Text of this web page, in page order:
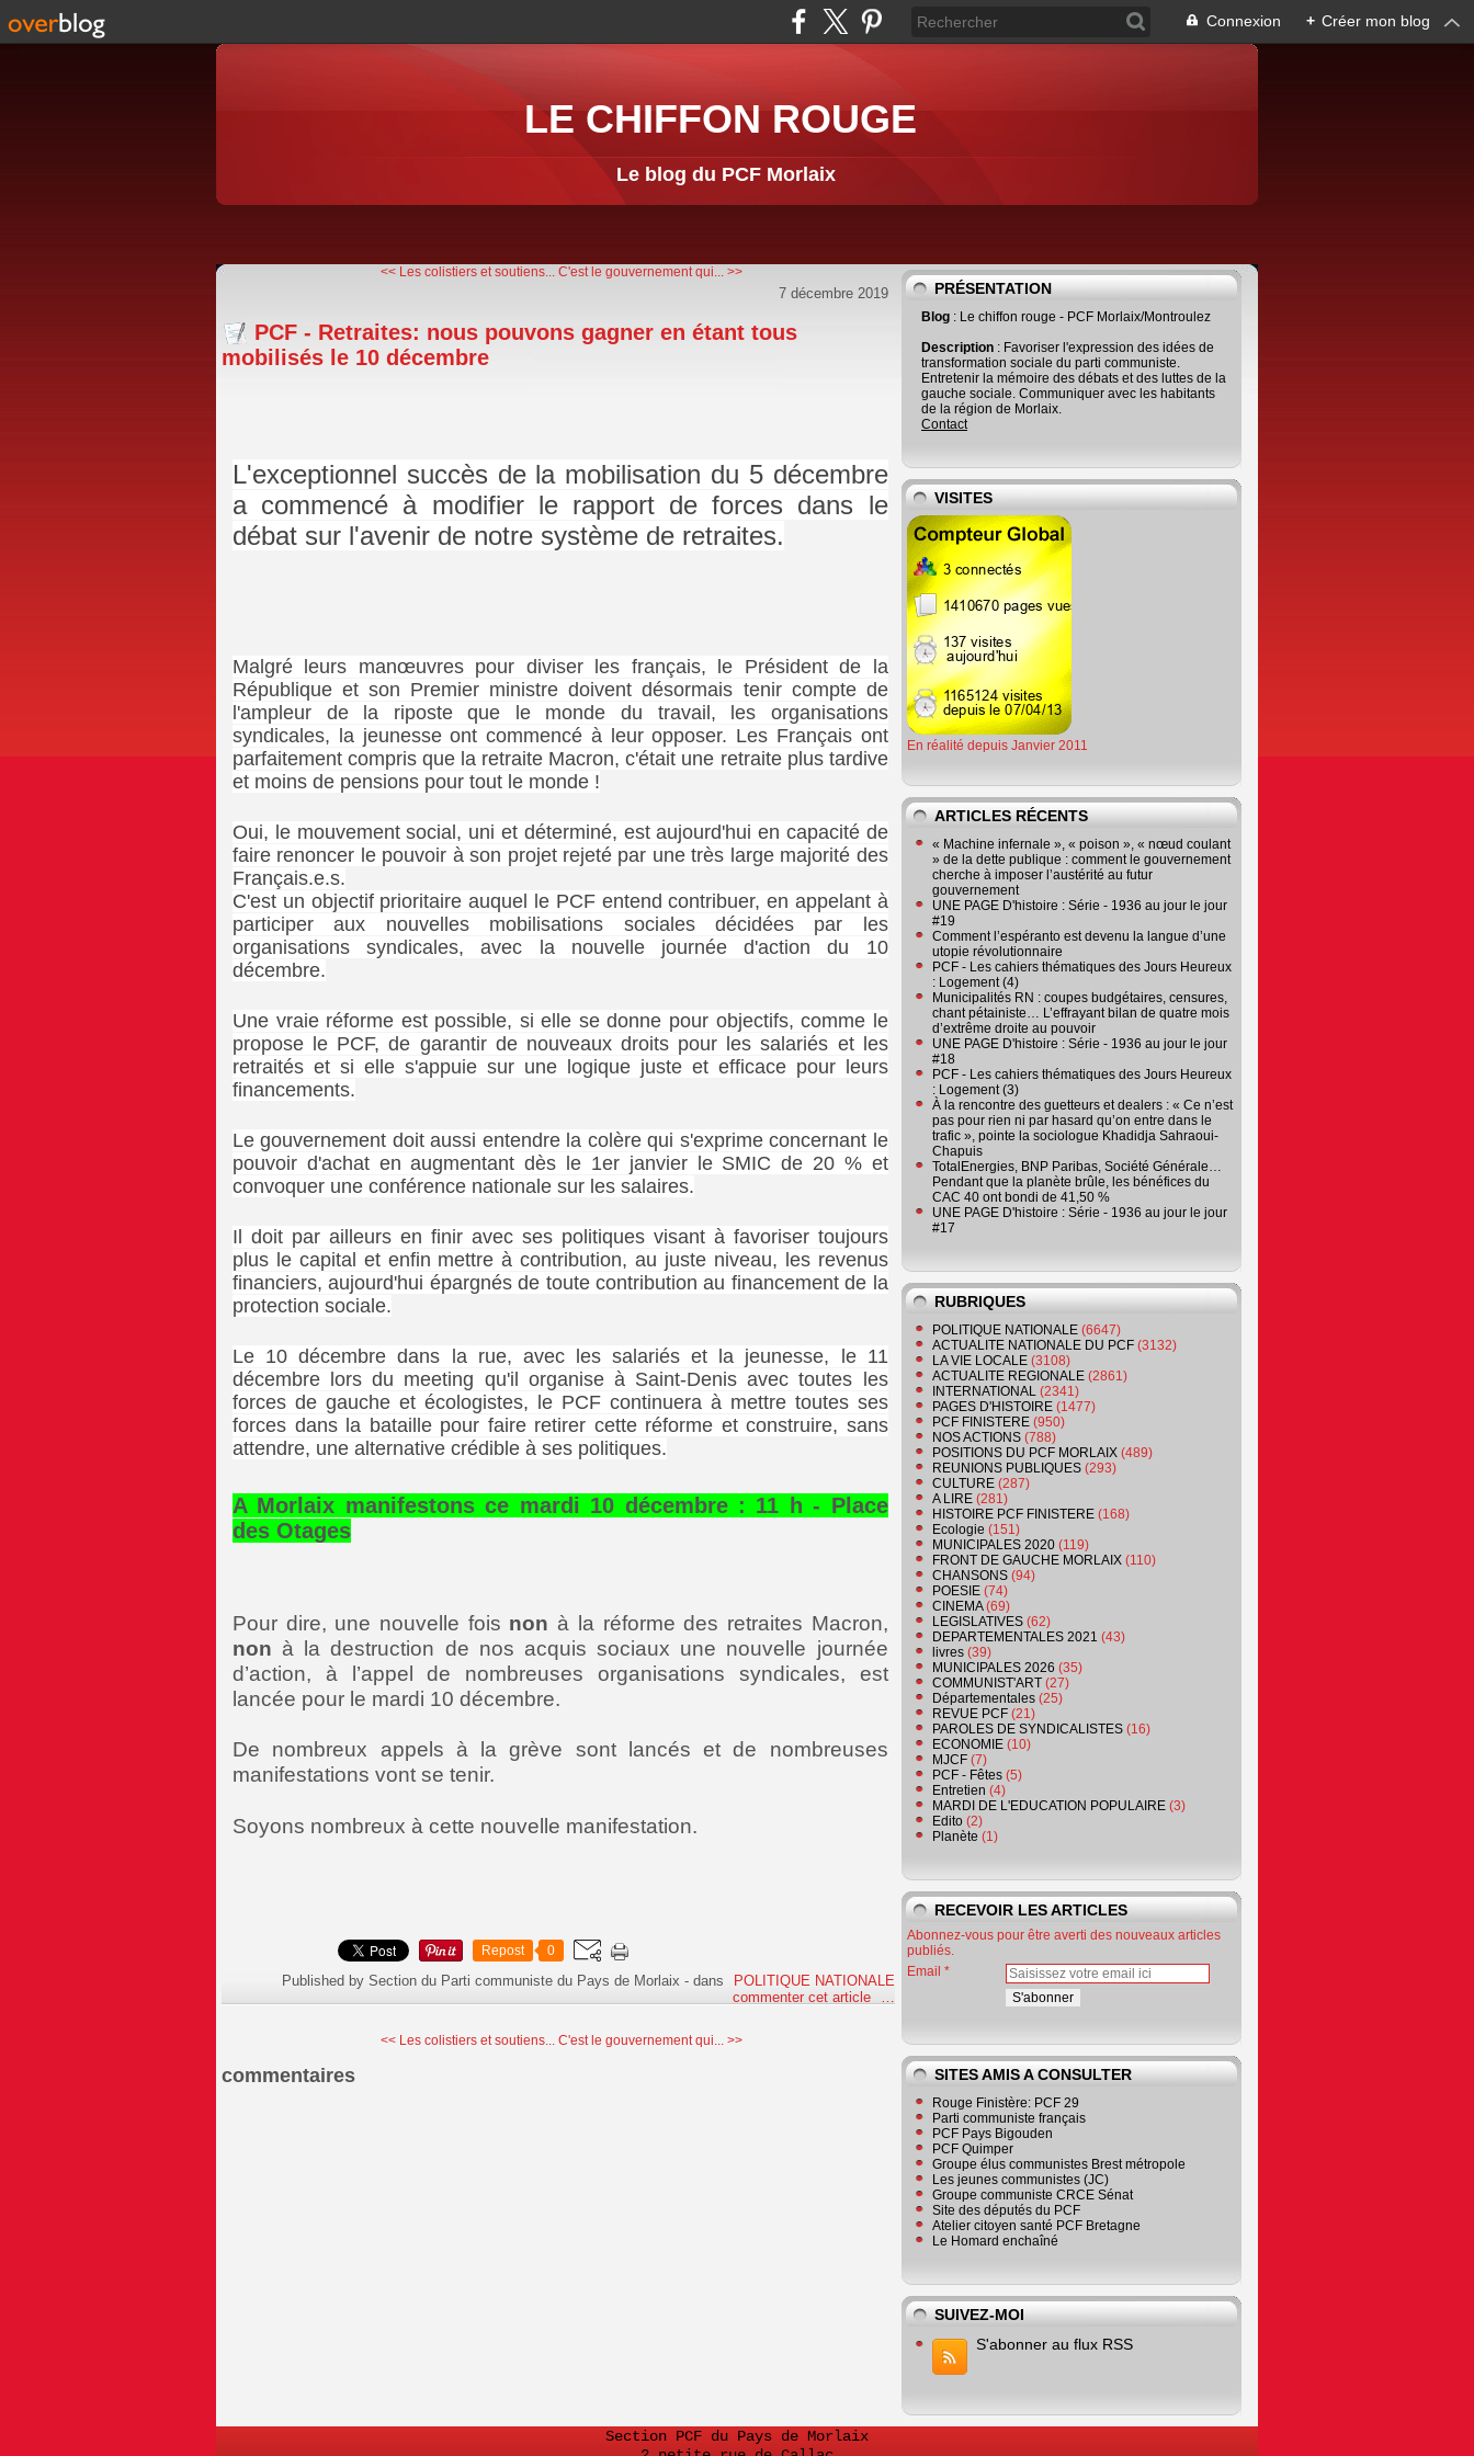
Connexion + Créer mon blog
LE CHIFFON ROUGE
Le blog du PCF Morlaix
<< Les colistiers et soutiens... C'est le gouvernement qui... >>
7 décembre 2019
PCF - Retraites: nous pouvons gagner en étant tous
mobilisés le 10 décembre
L'exceptionnel succès de la mobilisation du 5 décembre
a commencé à modifier le rapport de forces dans le
débat sur l'avenir de notre système de retraites.
Malgré leurs manœuvres pour diviser les français, le Président de la
République et son Premier ministre doivent désormais tenir compte de
l'ampleur de la riposte que le monde du travail, les organisations
syndicales, la jeunesse ont commencé à leur opposer. Les Français ont
parfaitement compris que la retraite Macron, c'était une retraite plus tardive
et moins de pensions pour tout le monde !
Oui, le mouvement social, uni et déterminé, est aujourd'hui en capacité de
faire renoncer le pouvoir à son projet rejeté par une très large majorité des
Français.e.s.
C'est un objectif prioritaire auquel le PCF entend contribuer, en appelant à
participer aux nouvelles mobilisations sociales décidées par les
organisations syndicales, avec la nouvelle journée d'action du 10
décembre.
Une vraie réforme est possible, si elle se donne pour objectifs, comme le
propose le PCF, de garantir de nouveaux droits pour les salariés et les
retraités et si elle s'appuie sur une logique juste et efficace pour leurs
financements.
Le gouvernement doit aussi entendre la colère qui s'exprime concernant le
pouvoir d'achat en augmentant dès le 1er janvier le SMIC de 20 % et
convoquer une conférence nationale sur les salaires.
Il doit par ailleurs en finir avec ses politiques visant à favoriser toujours
plus le capital et enfin mettre à contribution, au juste niveau, les revenus
financiers, aujourd'hui épargnés de toute contribution au financement de la
protection sociale.
Le 10 décembre dans la rue, avec les salariés et la jeunesse, le 11
décembre lors du meeting qu'il organise à Saint-Denis avec toutes les
forces de gauche et écologistes, le PCF continuera à mettre toutes ses
forces dans la bataille pour faire retirer cette réforme et construire, sans
attendre, une alternative crédible à ses politiques.
A Morlaix manifestons ce mardi 10 décembre : 11 h - Place
des Otages
Pour dire, une nouvelle fois non à la réforme des retraites Macron,
non à la destruction de nos acquis sociaux une nouvelle journée
d’action, à l’appel de nombreuses organisations syndicales, est
lancée pour le mardi 10 décembre.
De nombreux appels à la grève sont lancés et de nombreuses
manifestations vont se tenir.
Soyons nombreux à cette nouvelle manifestation.
Repost 0
Published by Section du Parti communiste du Pays de Morlaix -dans
POLITIQUE NATIONALE
commenter cet article
…
<< Les colistiers et soutiens... C'est le gouvernement qui... >>
commentaires
PRÉSENTATION
Blog : Le chiffon rouge - PCF Morlaix/Montroulez
Description : Favoriser l'expression des idées de
transformation sociale du parti communiste.
Entretenir la mémoire des débats et des luttes de la
gauche sociale. Communiquer avec les habitants
de la région de Morlaix.
Contact
VISITES
En réalité depuis Janvier 2011
ARTICLES RÉCENTS
« Machine infernale », « poison », « nœud coulant
» de la dette publique : comment le gouvernement
cherche à imposer l’austérité au futur
gouvernement
UNE PAGE D'histoire : Série - 1936 au jour le jour
#19
Comment l’espéranto est devenu la langue d’une
utopie révolutionnaire
PCF - Les cahiers thématiques des Jours Heureux
: Logement (4)
Municipalités RN : coupes budgétaires, censures,
chant pétainiste… L’effrayant bilan de quatre mois
d’extrême droite au pouvoir
UNE PAGE D'histoire : Série - 1936 au jour le jour
#18
PCF - Les cahiers thématiques des Jours Heureux
: Logement (3)
À la rencontre des guetteurs et dealers : « Ce n’est
pas pour rien ni par hasard qu’on entre dans le
trafic », pointe la sociologue Khadidja Sahraoui-
Chapuis
TotalEnergies, BNP Paribas, Société Générale…
Pendant que la planète brûle, les bénéfices du
CAC 40 ont bondi de 41,50 %
UNE PAGE D'histoire : Série - 1936 au jour le jour
#17
RUBRIQUES
POLITIQUE NATIONALE (6647)
ACTUALITE NATIONALE DU PCF (3132)
LA VIE LOCALE (3108)
ACTUALITE REGIONALE (2861)
INTERNATIONAL (2341)
PAGES D'HISTOIRE (1477)
PCF FINISTERE (950)
NOS ACTIONS (788)
POSITIONS DU PCF MORLAIX (489)
REUNIONS PUBLIQUES (293)
CULTURE (287)
A LIRE (281)
HISTOIRE PCF FINISTERE (168)
Ecologie (151)
MUNICIPALES 2020 (119)
FRONT DE GAUCHE MORLAIX (110)
CHANSONS (94)
POESIE (74)
CINEMA(69)
LEGISLATIVES (62)
DEPARTEMENTALES 2021 (43)
livres (39)
MUNICIPALES 2026 (35)
COMMUNIST'ART (27)
Départementales (25)
REVUE PCF (21)
PAROLES DE SYNDICALISTES (16)
ECONOMIE (10)
MJCF (7)
PCF - Fêtes (5)
Entretien (4)
MARDI DE L'EDUCATION POPULAIRE (3)
Edito (2)
Planète (1)
RECEVOIR LES ARTICLES
Abonnez-vous pour être averti des nouveaux articles
publiés.
Email
SITES AMIS A CONSULTER
Rouge Finistère: PCF 29
Parti communiste français
PCF Pays Bigouden
PCF Quimper
Groupe élus communistes Brest métropole
Les jeunes communistes (JC)
Groupe communiste CRCE Sénat
Site des députés du PCF
Atelier citoyen santé PCF Bretagne
Le Homard enchaîné
SUIVEZ-MOI
S'abonner au flux RSS
Section PCF du Pays de Morlaix